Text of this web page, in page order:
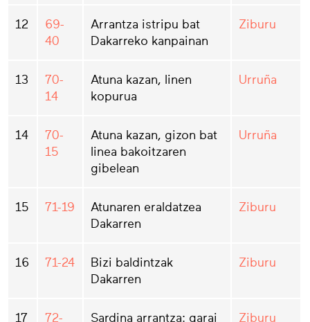
12
69-
40
Arrantza istripu bat
Dakarreko kanpainan
Ziburu
13
70-
14
Atuna kazan, linen
kopurua
Urruña
14
70-
15
Atuna kazan, gizon bat
linea bakoitzaren
gibelean
Urruña
15 71-19
Atunaren eraldatzea
Dakarren
Ziburu
16 71-24
Bizi baldintzak
Dakarren
Ziburu
17
72-
Sardina arrantza: garai
Ziburu